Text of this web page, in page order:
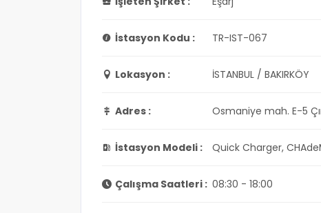
İstasyon Kodu : TR-IST-067
Lokasyon : İSTANBUL / BAKIRKÖY
Adres : Osmaniye mah. E-5
İstasyon Modeli : Quick Charger,
Çalışma Saatleri : 08:30 - 18:00